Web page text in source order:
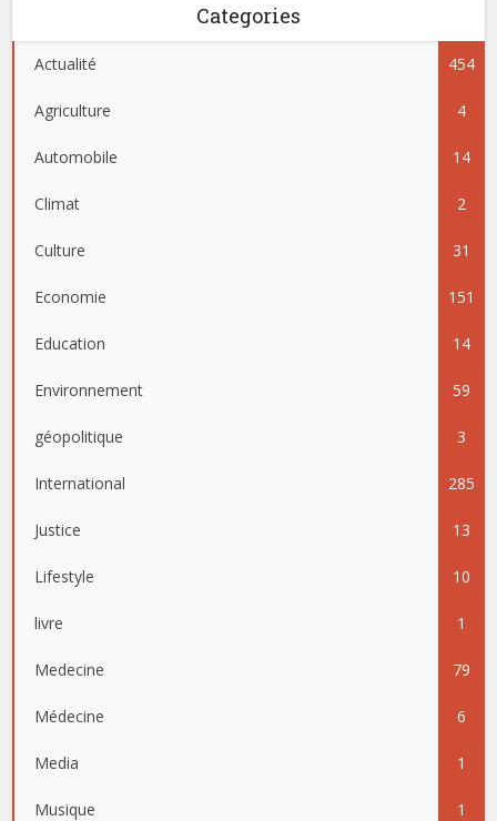
Categories
Actualité 454
Agriculture 4
Automobile 14
Climat 2
Culture 31
Economie 151
Education 14
Environnement 59
géopolitique 3
International 285
Justice 13
Lifestyle 10
livre 1
Medecine 79
Médecine 6
Media 1
Musique 1